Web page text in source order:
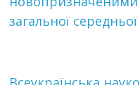
загальної